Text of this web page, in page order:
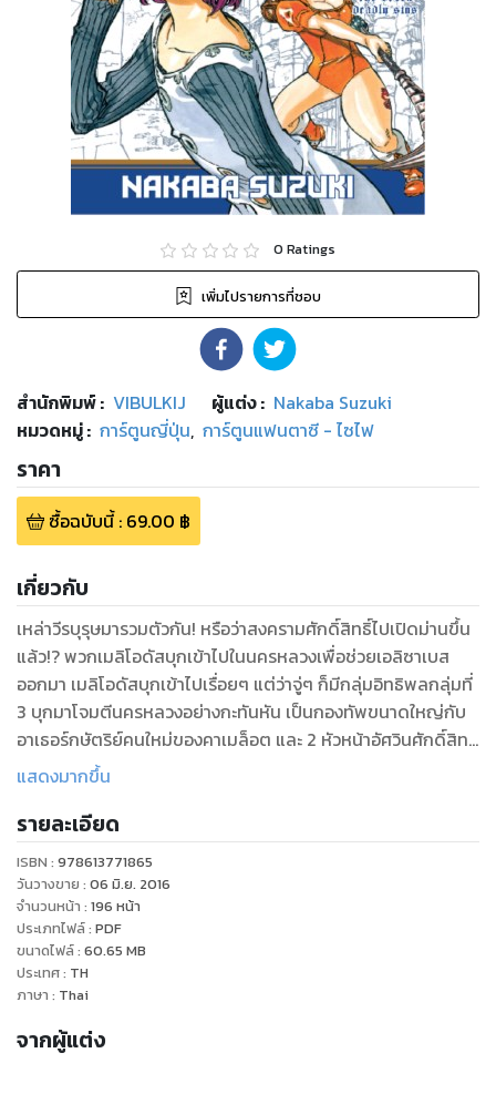
0 Ratings
เพิ่มไปรายการที่ชอบ
สำนักพิมพ์: VIBULKIJ ผู้แต่ง : Nakaba Suzuki
หมวดหมู่: การ์ตูนญี่ปุ่น, การ์ตูนแฟนตาซี - ไซไฟ
ราคา
ซื้อฉบับนี้: 69.00 ฿
เกี่ยวกับ
เหล่าวีรบุรุษมารวมตัวกัน! หรือว่าสงครามศักดิ์สิทธิ์ไปเปิดม่านขึ้น
แล้ว!? พวกเมลิโอดัสบุกเข้าไปในนครหลวงเพื่อช่วยเอลิซาเบส
ออกมา เมลิโอดัสบุกเข้าไปเรื่อยๆ แต่ว่าจู่ๆ ก็มีกลุ่มอิทธิพลกลุ่มที่
3 บุกมาโจมตีนครหลวงอย่างกะทันหัน เป็นกองทัพขนาดใหญ่กับ
อาเธอร์กษัตริย์คนใหม่ของคาเมล็อต และ 2 หัวหน้าอัศวินศักดิ์สิทธิ์
ที่เก็บซ่อนพลัง ซึ่งจนถึงตอนนี้ก็ยังไม่รู้ว่าล้ำลึกขนาดไหน (อัศวิน
ตรงปลายทางของความตึงเครียดนี้คือ ความดีใจสุดขีด หรือว่า
ความสิ้นหวัง กันนะ
แสดงมากขึ้น
รายละเอียด
ISBN : 978613771865
วันวางขาย : 06 มิ.ย. 2016
จำนวนหน้า : 196 หน้า
ประเภทไฟล์: PDF
ขนาดไฟล์: 60.65 MB
ประเทศ: TH
ภาษา : Thai
จากผู้แต่ง